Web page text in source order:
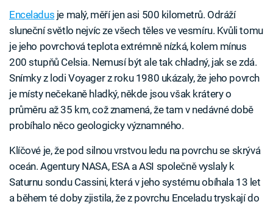
Enceladus je malý, měří jen asi 500 kilometrů. Odráží
sluneční světlo nejvíc ze všech těles ve vesmíru. Kvůli tomu
je jeho povrchová teplota extrémně nízká, kolem mínus
200 stupňů Celsia. Nemusí být ale tak chladný, jak se zdá.
Snímky z lodi Voyager z roku 1980 ukázaly, že jeho povrch
je místy nečekaně hladký, někde jsou však krátery o
průměru až 35 km, což znamená, že tam v nedávné době
probíhalo něco geologicky významného.
Klíčové je, že pod silnou vrstvou ledu na povrchu se skrývá
oceán. Agentury NASA, ESA a ASI společně vyslaly k
Saturnu sondu Cassini, která v jeho systému obíhala 13 let
a během té doby zjistila, že z povrchu Enceladu tryskají do